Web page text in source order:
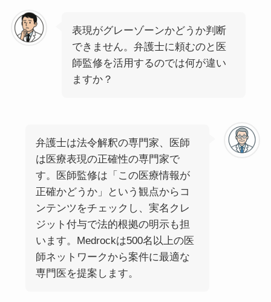
表現がグレーゾーンかどうか判断
できません。弁護士に頼むのと医
師監修を活用するのでは何が違い
ますか？
弁護士は法令解釈の専門家、医師
は医療表現の正確性の専門家で
す。医師監修は「この医療情報が
正確かどうか」という観点からコ
ンテンツをチェックし、実名クレ
ジット付与で法的根拠の明示も担
います。Medrockは500名以上の医
師ネットワークから案件に最適な
専門医を提案します。